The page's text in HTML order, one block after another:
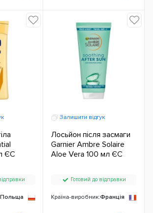
ЄС
Польща
Залишити відгук
Лосьйон після засмаги
Garnier Ambre Solaire
Aloe Vera 100 мл ЄС
Готовий до відправки
Країна-виробник:Франція